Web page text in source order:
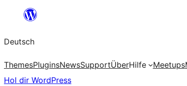
springen
Deutsch
ThemesPluginsNewsSupportÜberHilfe Meetups
Hol dir WordPress